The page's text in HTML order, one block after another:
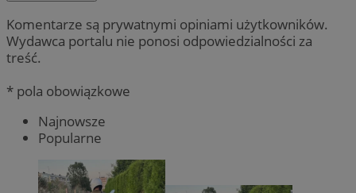
Komentarze są prywatnymi opiniami użytkowników.
Wydawca portalu nie ponosi odpowiedzialności za
treść.
* pola obowiązkowe
Najnowsze
Popularne